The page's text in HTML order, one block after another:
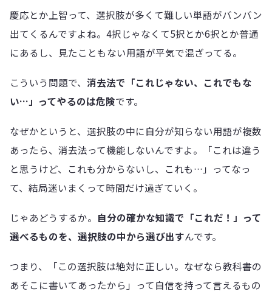
慶応とか上智って、選択肢が多くて難しい単語がバンバン
出てくるんですよね。4択じゃなくて5択とか6択とか普通
にあるし、見たこともない用語が平気で混ざってる。
こういう問題で、 消去法で「これじゃない、これでもな
い…」ってやるのは危険です。
なぜかというと、選択肢の中に自分が知らない用語が複数
あったら、消去法って機能しないんですよ。「これは違う
と思うけど、これも分からないし、これも…」ってなっ
て、結局迷いまくって時間だけ過ぎていく。
じゃあどうするか。 自分の確かな知識で「これだ！」って
選べるものを、選択肢の中から選び出すんです。
つまり、「この選択肢は絶対に正しい。なぜなら教科書の
あそこに書いてあったから」って自信を持って言えるもの